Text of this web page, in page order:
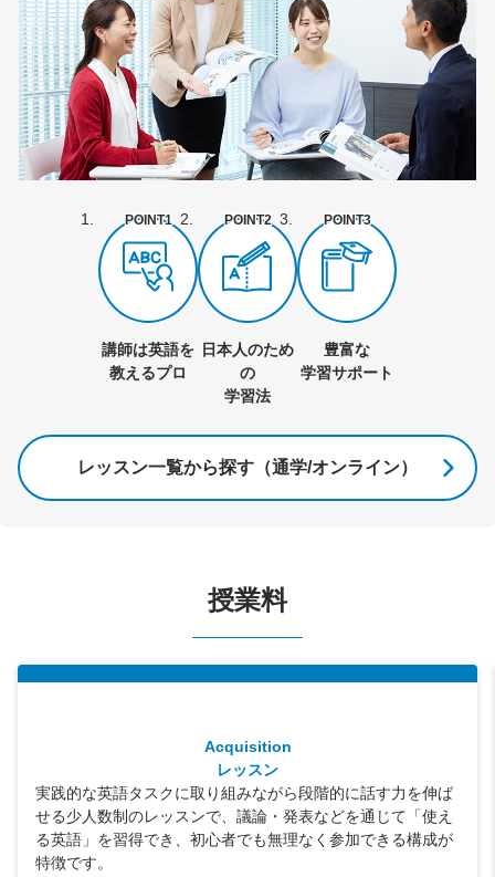
POINT1
講師は英語を
教えるプロ
POINT2
日本人のため
の
学習法
POINT3
豊富な
学習サポート
レッスン一覧から探す（通学/オンライン）
授業料
Acquisition
レッスン
実践的な英語タスクに取り組みながら段階的に話す力を伸ば
せる少人数制のレッスンで、議論・発表などを通じて「使え
る英語」を習得でき、初心者でも無理なく参加できる構成が
特徴です。